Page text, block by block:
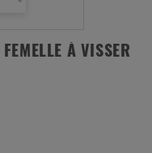
À VISSER